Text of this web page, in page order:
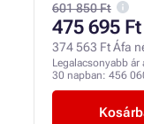
601 850 Ft
475 695 Ft
374 563 Ft Áfa
Legalacsonyabb ár
30 napban: 456